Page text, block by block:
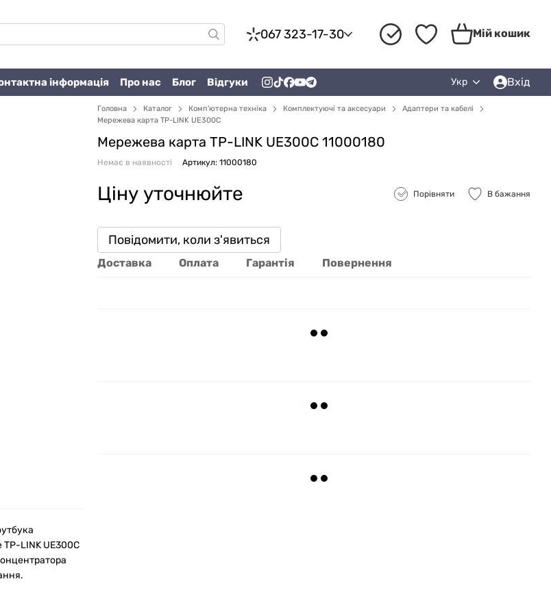
067 323-17-30 Мій кошик
інформація Про нас Блог Відгуки Укр Вхід
TP-LINK UE300C
Головна Каталог Комп'ютерна техніка Комплектуючі та аксесуари
Адаптери та кабелі
Мережева карта TP-LINK UE300C
Мережева карта TP-LINK UE300C 11000180
Немає в наявності Артикул: 11000180
Ціну уточнюйте Порівняти В бажання
Повідомити, коли з'явиться
Доставка Оплата Гарантія Повернення